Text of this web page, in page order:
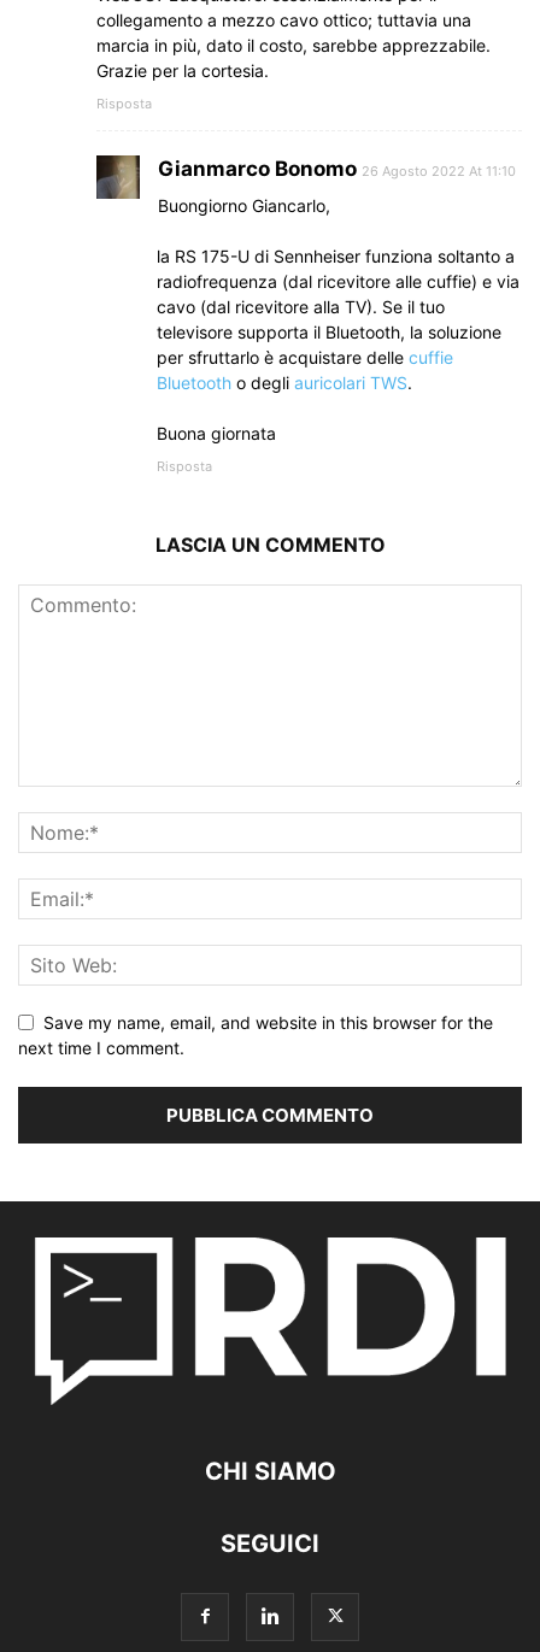
collegamento a mezzo cavo ottico; tuttavia una
marcia in più, dato il costo, sarebbe apprezzabile.
Grazie per la cortesia.
Risposta
Gianmarco Bonomo 26 Agosto 2022 At 11:10
Buongiorno Giancarlo,
la RS 175-U di Sennheiser funziona soltanto a
radiofrequenza (dal ricevitore alle cuffie) e via
cavo (dal ricevitore alla TV). Se il tuo
televisore supporta il Bluetooth, la soluzione
per sfruttarlo è acquistare delle cuffie
Bluetooth o degli auricolari TWS.
Buona giornata
Risposta
LASCIA UN COMMENTO
Save my name, email, and website in this browser for the
next time I comment.
CHI SIAMO
SEGUICI